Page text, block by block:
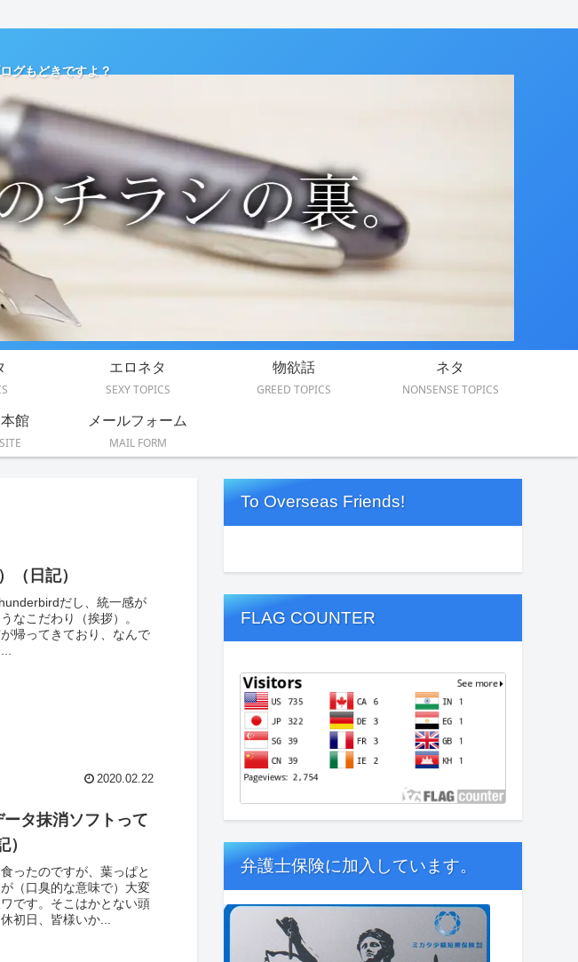
グもどきですよ？
エロネタ
SEXY TOPICS
物欲話
GREED TOPICS
ネタ
NONSENSE TOPICS
館
メールフォーム
MAIL FORM
（日記）
だし、統一感が
なこだわり（挨拶）。
帰ってきており、なんで
2020.02.22
タ抹消ソフトって
ったのですが、葉っぱと
（口臭的な意味で）大変
です。そこはかとない頭
初日、皆様いか...
To Overseas Friends!
FLAG COUNTER
弁護士保険に加入しています。